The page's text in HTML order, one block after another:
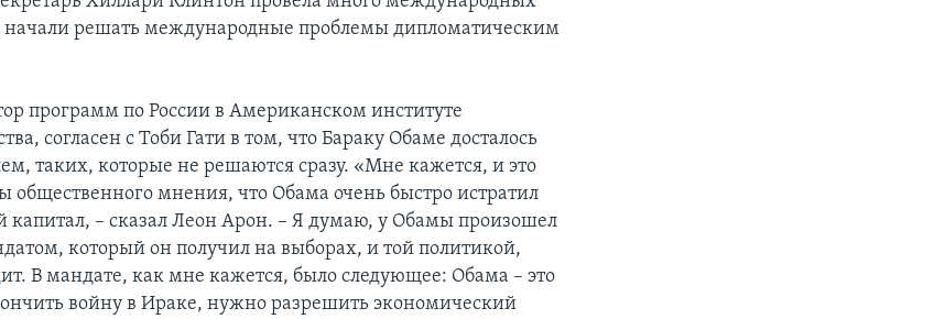
начали решать международные проблемы дипломатическим
программ по России в Американском институте
согласен с Тоби Гати в том, что Бараку Обаме досталось
таких, которые не решаются сразу. «Мне кажется, и это
общественного мнения, что Обама очень быстро истратил
капитал, – сказал Леон Арон. – Я думаю, у Обамы произошел
который он получил на выборах, и той политикой,
В мандате, как мне кажется, было следующее: Обама – это
войну в Ираке, нужно разрешить экономический